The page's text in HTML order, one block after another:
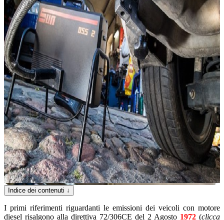
Indice dei contenuti ↓
I primi riferimenti riguardanti le emissioni dei veicoli con motore
diesel risalgono alla direttiva 72/306CE del 2 Agosto 1972 (clicca